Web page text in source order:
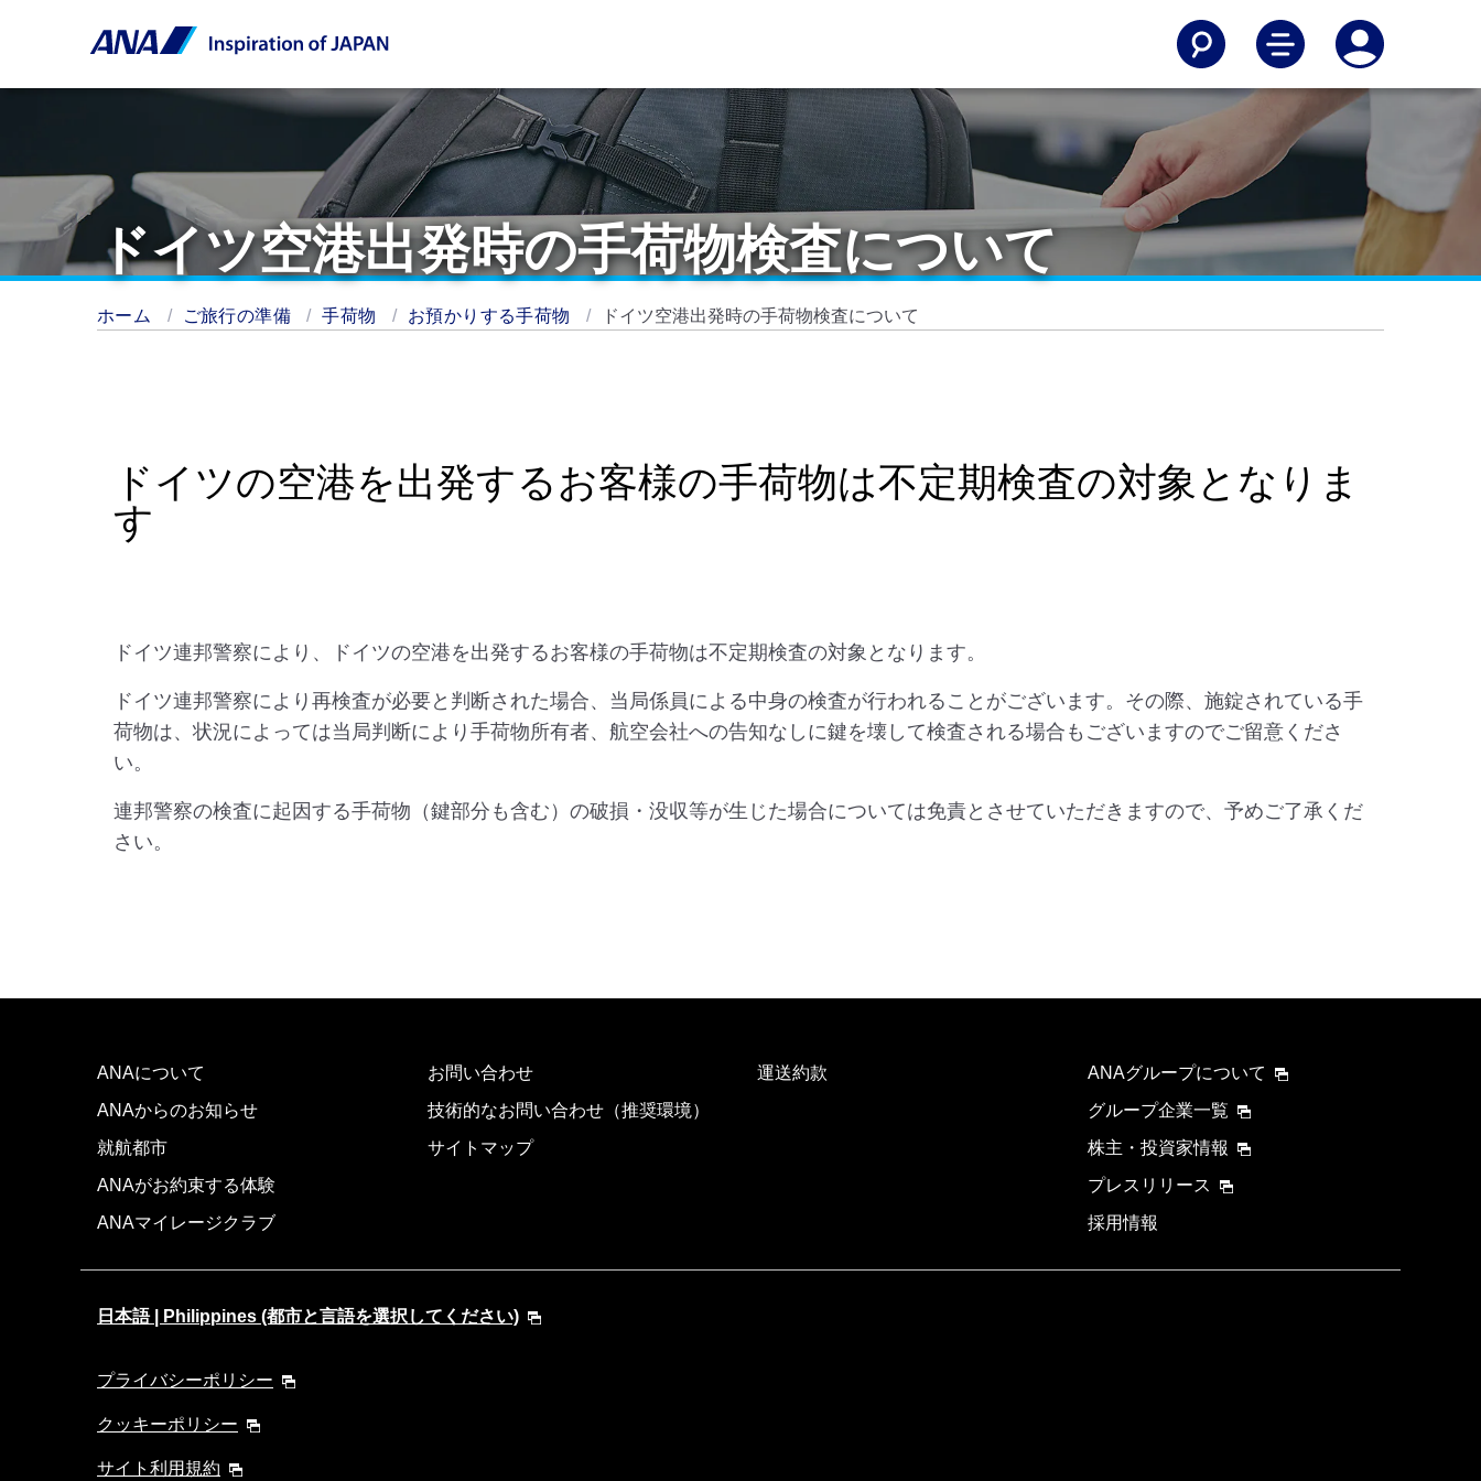
ドイツ空港出発時の手荷物検査について
ホーム ご旅行の準備 手荷物 お預かりする手荷物 ドイツ空港出発時の手荷物検査について
ドイツの空港を出発するお客様の手荷物は不定期検査の対象となりま
す
ドイツ連邦警察により、ドイツの空港を出発するお客様の手荷物は不定期検査の対象となります。
ドイツ連邦警察により再検査が必要と判断された場合、当局係員による中身の検査が行われることがございます。その際、施錠されている手
荷物は、状況によっては当局判断により手荷物所有者、航空会社への告知なしに鍵を壊して検査される場合もございますのでご留意くださ
い。
連邦警察の検査に起因する手荷物（鍵部分も含む）の破損・没収等が生じた場合については免責とさせていただきますので、予めご了承くだ
さい。
ANAについて
ANAからのお知らせ
就航都市
ANAがお約束する体験
ANAマイレージクラブ
お問い合わせ
技術的なお問い合わせ（推奨環境）
サイトマップ
運送約款
ANAグループについて
グループ企業一覧
株主・投資家情報
プレスリリース
採用情報
日本語 | Philippines (都市と言語を選択してください)
プライバシーポリシー
クッキーポリシー
サイト利用規約